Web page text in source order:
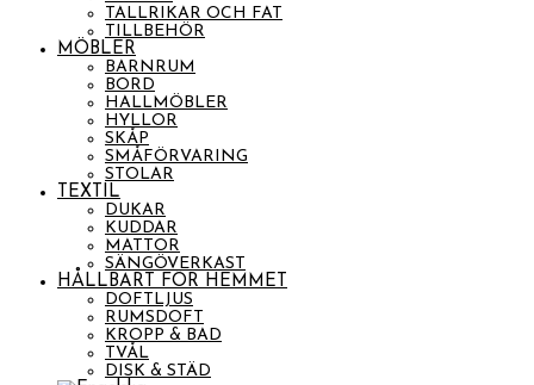
TALLRIKAR OCH FAT
TILLBEHÖR
MÖBLER
BARNRUM
BORD
HALLMÖBLER
HYLLOR
SKÅP
SMÅFÖRVARING
STOLAR
TEXTIL
DUKAR
KUDDAR
MATTOR
SÄNGÖVERKAST
HÅLLBART FÖR HEMMET
DOFTLJUS
RUMSDOFT
KROPP & BAD
TVÅL
DISK & STÄD